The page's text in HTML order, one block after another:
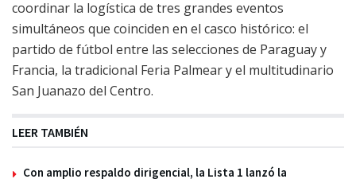
coordinar la logística de tres grandes eventos
simultáneos que coinciden en el casco histórico: el
partido de fútbol entre las selecciones de Paraguay y
Francia, la tradicional Feria Palmear y el multitudinario
San Juanazo del Centro.
LEER TAMBIÉN
Con amplio respaldo dirigencial, la Lista 1 lanzó la